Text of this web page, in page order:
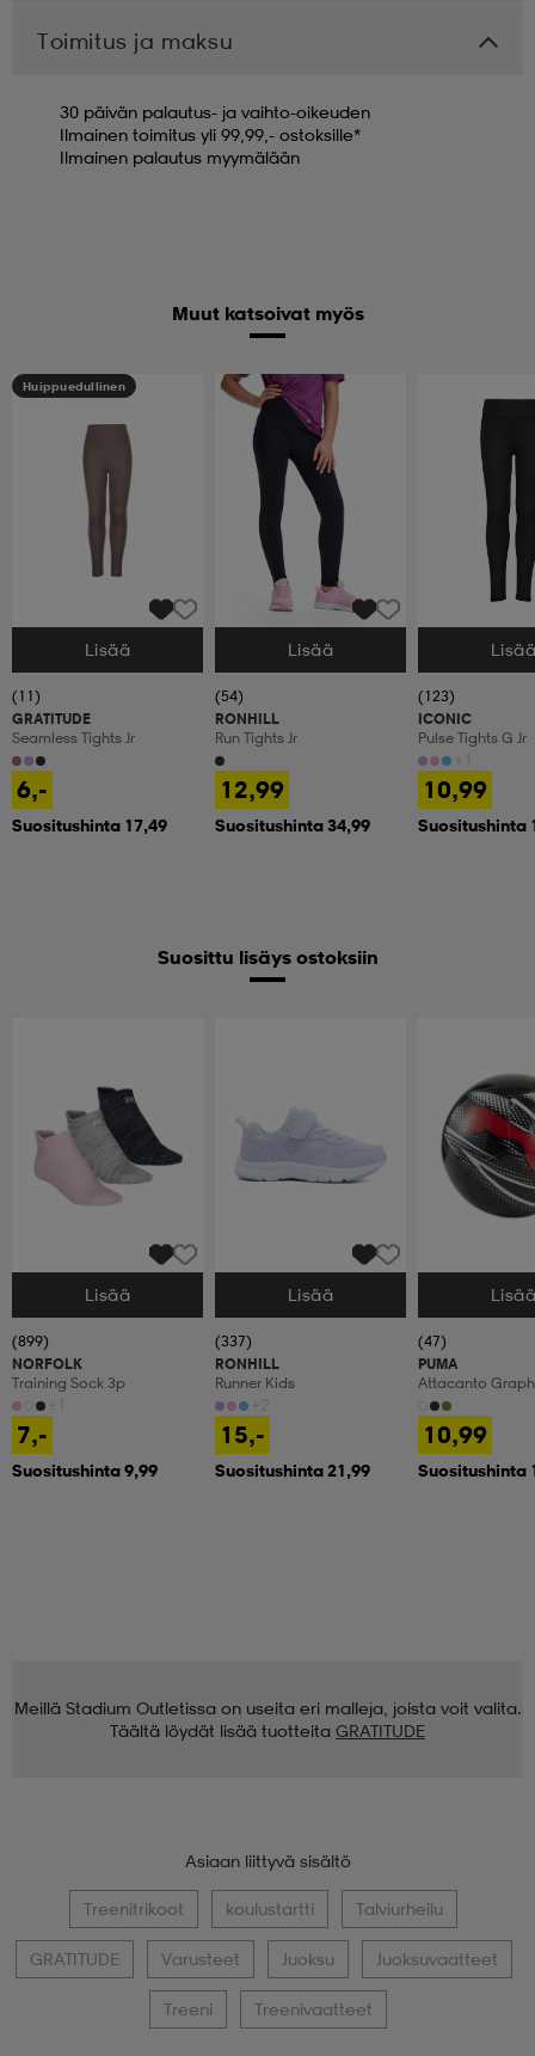
Toimitus ja maksu
30 päivän palautus- ja vaihto-oikeuden
Ilmainen toimitus yli 99,99,- ostoksille*
Ilmainen palautus myymälään
Muut katsoivat myös
Huippuedullinen
Valitse Koko
Lisää
(11)
GRATITUDE
Seamless Tights Jr
6,-
Suositushinta 17,49
Valitse Koko
Lisää
(54)
RONHILL
Run Tights Jr
12,99
Suositushinta 34,99
Valitse Koko
(123)
ICONIC
Pulse Tights G Jr
10,99
Suositushinta
Suosittu lisäys ostoksiin
Valitse Koko
Lisää
(899)
NORFOLK
Training Sock 3p
7,-
Suositushinta 9,99
Valitse Koko
Lisää
(337)
RONHILL
Runner Kids
15,-
Suositushinta 21,99
Valitse Koko
(47)
PUMA
Attacanto
10,99
Suositushinta
Meillä Stadium Outletissa on useita eri malleja, joista voit valita.
Täältä löydät lisää tuotteita GRATITUDE
Asiaan liittyvä sisältö
Treenitrikoot koulustartti Talviurheilu
GRATITUDE Varusteet Juoksu Juoksuvaatteet
Treeni Treenivaatteet